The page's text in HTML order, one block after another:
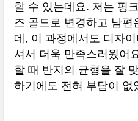
할 수 있는데요. 저는 핑
즈 골드로 변경하고 남편
데, 이 과정에서도 디자
셔서 더욱 만족스러웠어
할 때 반지의 균형을 잘
하기에도 전혀 부담이 없